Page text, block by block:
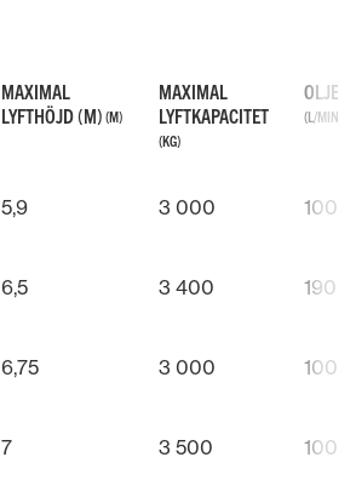
MAXIMAL
LYFTHÖJD (M) (M)
MAXIMAL
LYFTKAPACITET
(KG)
(L/MIN.)
5,9 3 000 100
6,5 3 400 190
6,75 3 000 100
7 3 500 100